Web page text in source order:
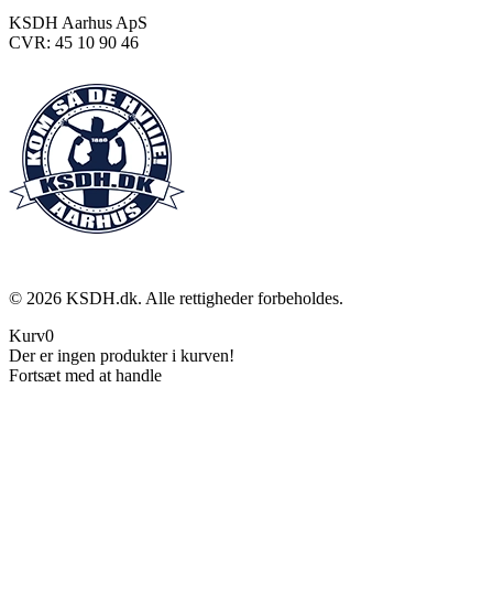
KSDH Aarhus ApS
CVR: 45 10 90 46
© 2026 KSDH.dk. Alle rettigheder forbeholdes.
Kurv0
Der er ingen produkter i kurven!
Fortsæt med at handle